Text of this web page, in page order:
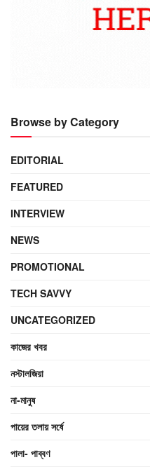
Browse by Category
EDITORIAL
FEATURED
INTERVIEW
NEWS
PROMOTIONAL
TECH SAVVY
UNCATEGORIZED
কাজের খবর
নস্টালজিয়া
না-মানুষ
পায়ের তলায় সর্ষে
পালা- পাব্বণ